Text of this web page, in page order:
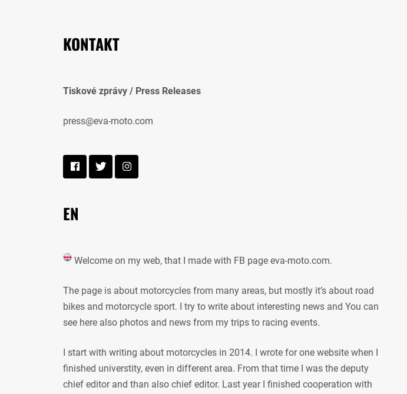
KONTAKT
Tiskové zprávy / Press Releases
press@eva-moto.com
EN
Welcome on my web, that I made with FB page eva-moto.com.
The page is about motorcycles from many areas, but mostly it’s about road
bikes and motorcycle sport. I try to write about interesting news and You can
see here also photos and news from my trips to racing events.
I start with writing about motorcycles in 2014. I wrote for one website when I
finished universtity, even in different area. From that time I was the deputy
chief editor and than also chief editor. Last year I finished cooperation with